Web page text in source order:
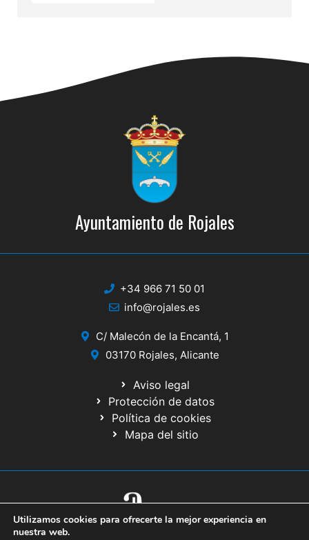
Ayuntamiento de Rojales
+34 966 71 50 01
info@rojales.es
C/ Malecón de la Encantá, 1
03170 Rojales, Alicante
Aviso legal
Protección de datos
Política de cookies
Mapa del sitio
© 2020 Web desarrollada por el Servicio de Informática de Diputación
Utilizamos cookies para ofrecerte la mejor experiencia en
nuestra web.